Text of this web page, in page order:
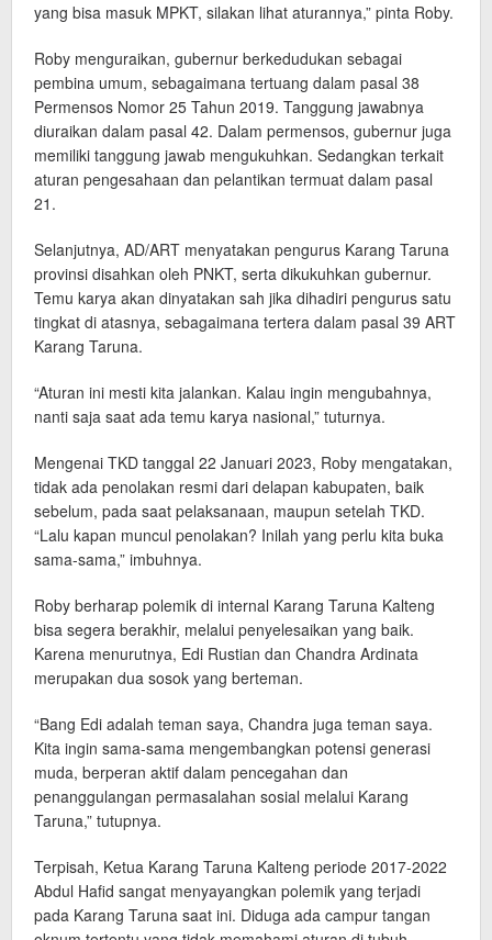
yang bisa masuk MPKT, silakan lihat aturannya,” pinta Roby.
Roby menguraikan, gubernur berkedudukan sebagai
pembina umum, sebagaimana tertuang dalam pasal 38
Permensos Nomor 25 Tahun 2019. Tanggung jawabnya
diuraikan dalam pasal 42. Dalam permensos, gubernur juga
memiliki tanggung jawab mengukuhkan. Sedangkan terkait
aturan pengesahaan dan pelantikan termuat dalam pasal
21.
Selanjutnya, AD/ART menyatakan pengurus Karang Taruna
provinsi disahkan oleh PNKT, serta dikukuhkan gubernur.
Temu karya akan dinyatakan sah jika dihadiri pengurus satu
tingkat di atasnya, sebagaimana tertera dalam pasal 39 ART
Karang Taruna.
“Aturan ini mesti kita jalankan. Kalau ingin mengubahnya,
nanti saja saat ada temu karya nasional,” tuturnya.
Mengenai TKD tanggal 22 Januari 2023, Roby mengatakan,
tidak ada penolakan resmi dari delapan kabupaten, baik
sebelum, pada saat pelaksanaan, maupun setelah TKD.
“Lalu kapan muncul penolakan? Inilah yang perlu kita buka
sama-sama,” imbuhnya.
Roby berharap polemik di internal Karang Taruna Kalteng
bisa segera berakhir, melalui penyelesaikan yang baik.
Karena menurutnya, Edi Rustian dan Chandra Ardinata
merupakan dua sosok yang berteman.
“Bang Edi adalah teman saya, Chandra juga teman saya.
Kita ingin sama-sama mengembangkan potensi generasi
muda, berperan aktif dalam pencegahan dan
penanggulangan permasalahan sosial melalui Karang
Taruna,” tutupnya.
Terpisah, Ketua Karang Taruna Kalteng periode 2017-2022
Abdul Hafid sangat menyayangkan polemik yang terjadi
pada Karang Taruna saat ini. Diduga ada campur tangan